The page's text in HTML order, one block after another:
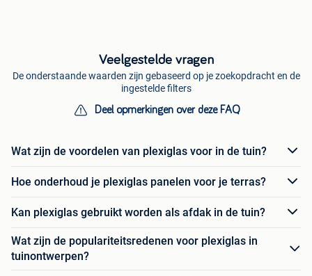
Veelgestelde vragen
De onderstaande waarden zijn gebaseerd op je zoekopdracht en de
ingestelde filters
Deel opmerkingen over deze FAQ
Wat zijn de voordelen van plexiglas voor in de tuin?
Hoe onderhoud je plexiglas panelen voor je terras?
Kan plexiglas gebruikt worden als afdak in de tuin?
Wat zijn de populariteitsredenen voor plexiglas in
tuinontwerpen?